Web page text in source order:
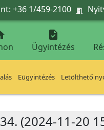
+36 1/459-2100 

Ügyintézés
Eügyintézés Letölthető
(2024-11-20